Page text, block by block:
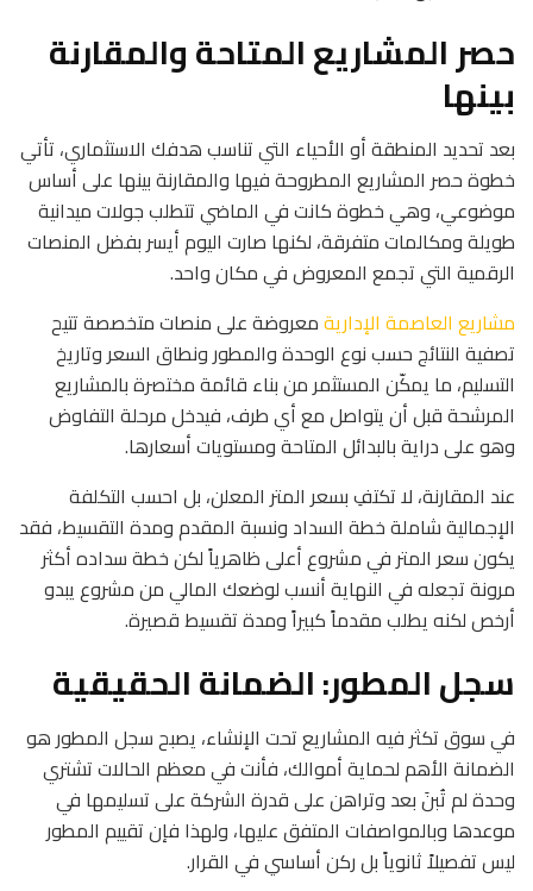
حصر المشاريع المتاحة والمقارنة
بينها
بعد تحديد المنطقة أو الأحياء التي تناسب هدفك الاستثماري، تأتي
خطوة حصر المشاريع المطروحة فيها والمقارنة بينها على أساس
موضوعي، وهي خطوة كانت في الماضي تتطلب جولات ميدانية
طويلة ومكالمات متفرقة، لكنها صارت اليوم أيسر بفضل المنصات
الرقمية التي تجمع المعروض في مكان واحد.
مشاريع العاصمة الإداريةمعروضة على منصات متخصصة تتيح
تصفية النتائج حسب نوع الوحدة والمطور ونطاق السعر وتاريخ
التسليم، ما يمكّن المستثمر من بناء قائمة مختصرة بالمشاريع
المرشحة قبل أن يتواصل مع أي طرف، فيدخل مرحلة التفاوض
وهو على دراية بالبدائل المتاحة ومستويات أسعارها.
عند المقارنة، لا تكتفِ بسعر المتر المعلن، بل احسب التكلفة
الإجمالية شاملة خطة السداد ونسبة المقدم ومدة التقسيط، فقد
يكون سعر المتر في مشروع أعلى ظاهرياً لكن خطة سداده أكثر
مرونة تجعله في النهاية أنسب لوضعك المالي من مشروع يبدو
أرخص لكنه يطلب مقدماً كبيراً ومدة تقسيط قصيرة.
سجل المطور: الضمانة الحقيقية
في سوق تكثر فيه المشاريع تحت الإنشاء، يصبح سجل المطور هو
الضمانة الأهم لحماية أموالك، فأنت في معظم الحالات تشتري
وحدة لم تُبنَ بعد وتراهن على قدرة الشركة على تسليمها في
موعدها وبالمواصفات المتفق عليها، ولهذا فإن تقييم المطور
ليس تفصيلاً ثانوياً بل ركن أساسي في القرار.